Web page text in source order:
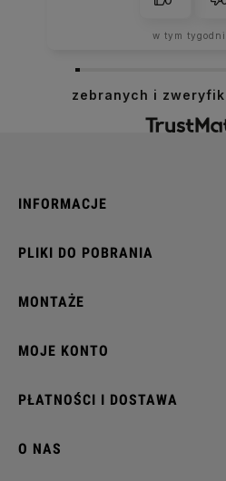
w tym
zebranych i
INFORMACJE
PLIKI DO POBRANIA
MONTAŻE
MOJE KONTO
PŁATNOŚCI I DOSTAWA
O NAS